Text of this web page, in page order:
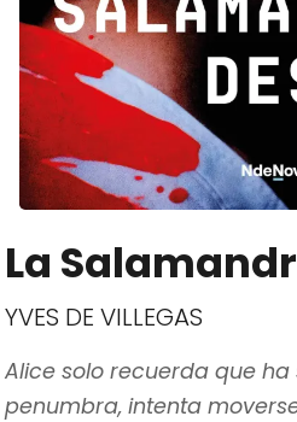
La
YVES DE VILLEGAS
Alice solo recuerda que
penumbra, intenta